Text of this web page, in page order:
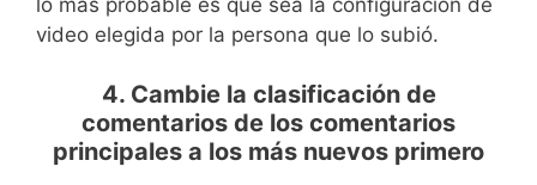
video elegida por la persona que lo subió.
4. Cambie la clasificación de
comentarios de los comentarios
principales a los más nuevos primero